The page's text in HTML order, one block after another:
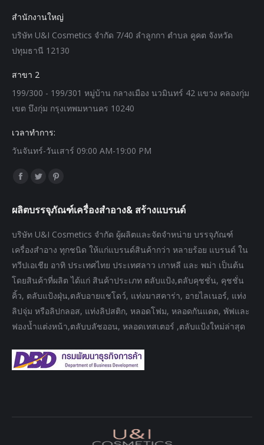
สำนักงานใหญ่
บริษัท U&I Cosmetics จำกัด 7/40 ลำลูกกา ตำบล คูคต จังหวัด
ปทุมธานี 12130
สาขา 2
199/300 - 199/301 หมู่บ้าน กลางเมือง นวมินทร์ 42 แขวง คลองกุ่ม
เขต บึงกุ่ม กรุงเทพมหานคร 10240
เวลาทำการ:
วันจันทร์-วันเสาร์ 09:00 AM-19:00 PM
Find us on:
Facebook
opens
in
new
window
Twitter
opens
new
window
Pinterest
opens
window
ผลิตบรรจุภัณฑ์เครื่องสำอาง& สร้างแบรนด์
บริษัท U&I Cosmetics จำกัด ผู้ผลิตและจัดจำหน่าย บรรจุภัณฑ์
เครื่องสำอาง ทุกชนิด ให้แก่แบรนด์สินค้ากว่า หลายร้อย แบรนด์ ใน
ทวีปเอเชีย อาทิ ประเทศไทย ประเทศลาว เกาหลี และ พม่า เป็นต้น
โดยสินค้าที่ผลิต ได้แก่ สินค้าประเภท ตลับแป้ง,ตลับคุชชั่น, คุชชั่น
คิ้ว, ตลับแป้งฝุ่น,ตลับอายแชโดว์, แท่งมาสคาร่า, อายไลเนอร์, แท่ง
ลิปจุ่ม หรือลิปกลอส, แท่งลิปสติก, หลอดโฟม, หลอดกันแดด, พัฟและ
ฟองน้ำแต่งหน้า,ตลับบลัชออน, หลอดเทสเตอร์ ,ตลับแป้งใหม่ล่าสุด